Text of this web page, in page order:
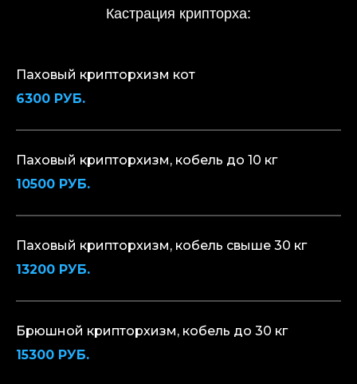
Кастрация крипторха:
Паховый крипторхизм кот
6300 РУБ.
Паховый крипторхизм, кобель до 10 кг
10500 РУБ.
Паховый крипторхизм, кобель свыше 30 кг
13200 РУБ.
Брюшной крипторхизм, кобель до 30 кг
15300 РУБ.